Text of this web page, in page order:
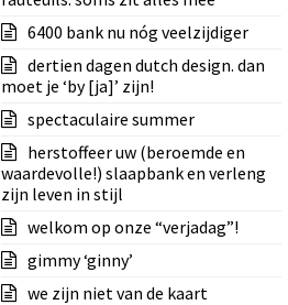
6400 bank nu nóg veelzijdiger
dertien dagen dutch design. dan
moet je ‘by [ja]’ zijn!
spectaculaire summer
herstoffeer uw (beroemde en
waardevolle!) slaapbank en verleng
zijn leven in stijl
welkom op onze “verjadag”!
gimmy ‘ginny’
we zijn niet van de kaart